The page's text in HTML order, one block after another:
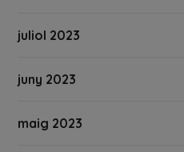
juliol 2023
juny 2023
maig 2023